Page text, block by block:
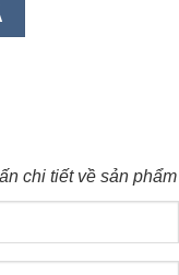
chi tiết về sản phẩm